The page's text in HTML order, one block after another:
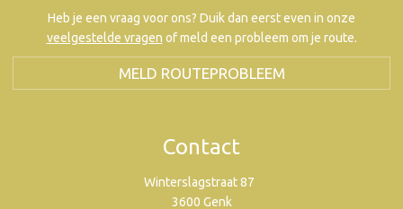
Heb je een vraag voor ons? Duik dan eerst even in onze
veelgestelde vragen of meld een probleem om je route.
MELD ROUTEPROBLEEM
Contact
Winterslagstraat 87
3600 Genk